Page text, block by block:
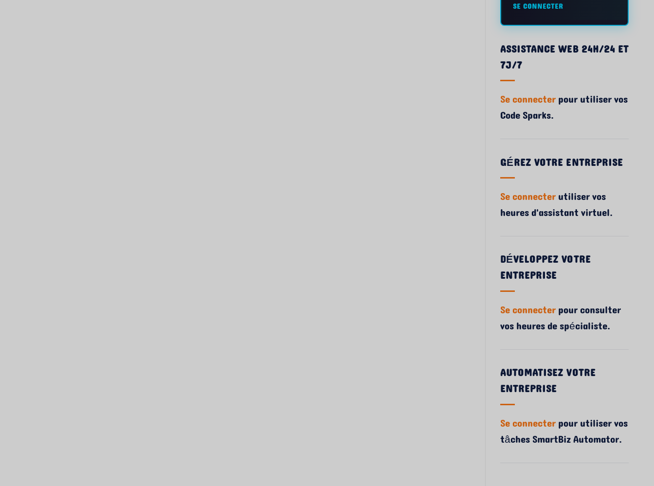
SE CONNECTER
ASSISTANCE WEB 24H/24 ET
7J/7
Se connecterpour utiliser vos
Code Sparks.
GÉREZ VOTRE ENTREPRISE
Se connecterutiliser vos
heures d'assistant virtuel.
DÉVELOPPEZ VOTRE
ENTREPRISE
Se connecterpour consulter
vos heures de spécialiste.
AUTOMATISEZ VOTRE
ENTREPRISE
Se connecterpour utiliser vos
tâches SmartBiz Automator.